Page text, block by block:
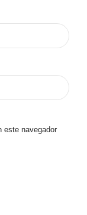
este navegador